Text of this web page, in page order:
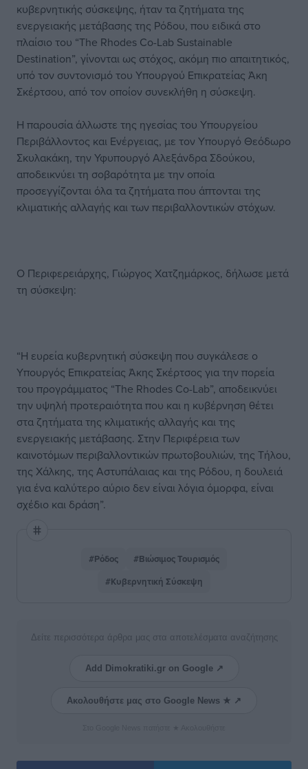
κυβερνητικής σύσκεψης, ήταν τα ζητήματα της
ενεργειακής μετάβασης της Ρόδου, που ειδικά στο
πλαίσιο του “The Rhodes Co-Lab Sustainable
Destination”, γίνονται ως στόχος, ακόμη πιο απαιτητικός,
υπό τον συντονισμό του Υπουργού Επικρατείας Άκη
Σκέρτσου, από τον οποίον συνεκλήθη η σύσκεψη.
Η παρουσία άλλωστε της ηγεσίας του Υπουργείου
Περιβάλλοντος και Ενέργειας, με τον Υπουργό Θεόδωρο
Σκυλακάκη, την Υφυπουργό Αλεξάνδρα Σδούκου,
αποδεικνύει τη σοβαρότητα με την οποία
προσεγγίζονται όλα τα ζητήματα που άπτονται της
κλιματικής αλλαγής και των περιβαλλοντικών στόχων.
Ο Περιφερειάρχης, Γιώργος Χατζημάρκος, δήλωσε μετά
τη σύσκεψη:
“Η ευρεία κυβερνητική σύσκεψη που συγκάλεσε ο
Υπουργός Επικρατείας Άκης Σκέρτσος για την πορεία
του προγράμματος “The Rhodes Co-Lab”, αποδεικνύει
την υψηλή προτεραιότητα που και η κυβέρνηση θέτει
στα ζητήματα της κλιματικής αλλαγής και της
ενεργειακής μετάβασης. Στην Περιφέρεια των
καινοτόμων περιβαλλοντικών πρωτοβουλιών, της Τήλου,
της Χάλκης, της Αστυπάλαιας και της Ρόδου, η δουλειά
για ένα καλύτερο αύριο δεν είναι λόγια όμορφα, είναι
σχέδιο και δράση”.
#Ρόδος
#Βιώσιμος Τουρισμός
#Κυβερνητική Σύσκεψη
Δείτε περισσότερα άρθρα μας στα αποτελέσματα αναζήτησης
Add Dimokratiki.gr on Google ↗
Ακολουθήστε μας στο Google News ★ ↗